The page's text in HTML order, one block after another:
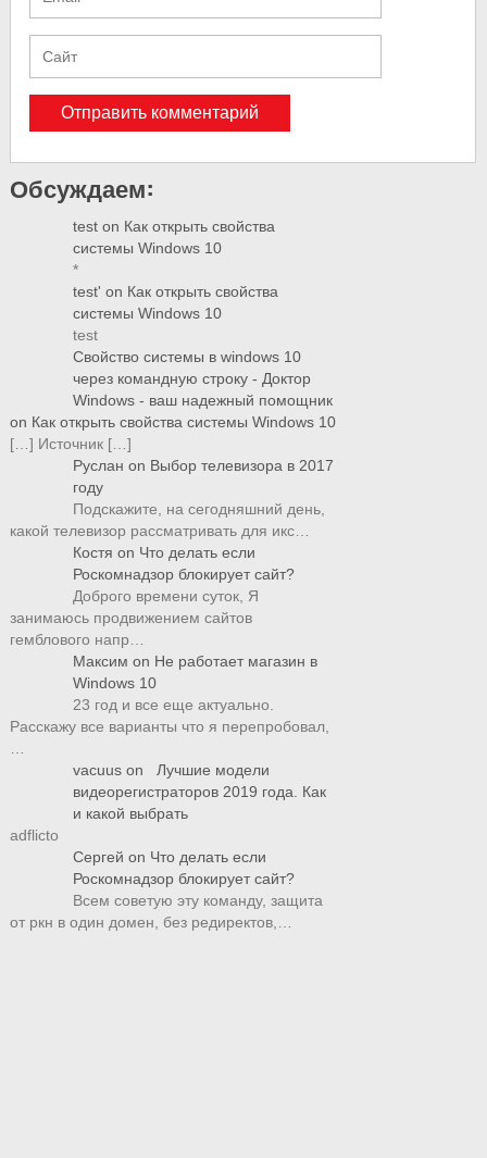
Обсуждаем:
test on Как открыть свойства
системы Windows 10
*
test' on Как открыть свойства
системы Windows 10
test
Свойство системы в windows 10
через командную строку - Доктор
Windows - ваш надежный помощник
on Как открыть свойства системы Windows 10
[…] Источник […]
Руслан on Выбор телевизора в 2017
году
Подскажите, на сегодняшний день,
какой телевизор рассматривать для икс…
Костя on Что делать если
Роскомнадзор блокирует сайт?
Доброго времени суток, Я
занимаюсь продвижением сайтов
гемблового напр…
Максим on Не работает магазин в
Windows 10
23 год и все еще актуально.
Расскажу все варианты что я перепробовал,
…
vacuus on
Лучшие модели
видеорегистраторов 2019 года. Как
и какой выбрать
adflicto
Сергей on Что делать если
Роскомнадзор блокирует сайт?
Всем советую эту команду, защита
от ркн в один домен, без редиректов,…